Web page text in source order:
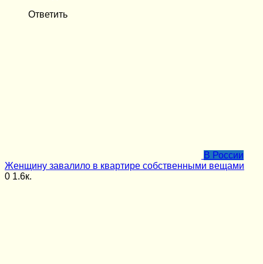
Ответить
В России
Женщину завалило в квартире собственными вещами
0 1.6к.